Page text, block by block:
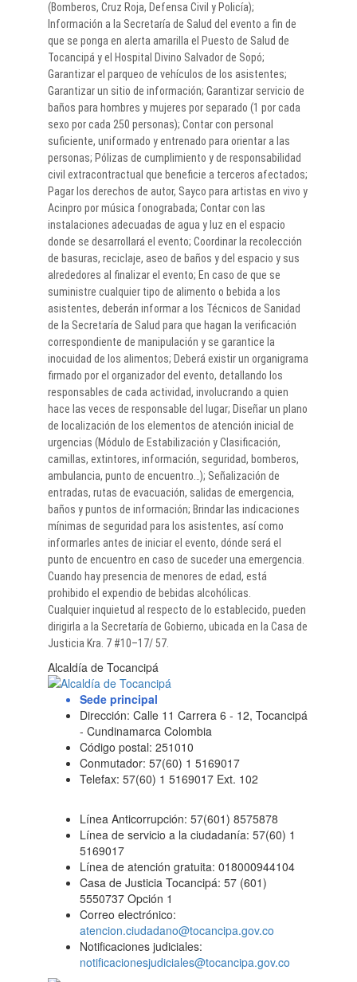
(Bomberos, Cruz Roja, Defensa Civil y Policía);
Información a la Secretaría de Salud del evento a fin de
que se ponga en alerta amarilla el Puesto de Salud de
Tocancipá y el Hospital Divino Salvador de Sopó;
Garantizar el parqueo de vehículos de los asistentes;
Garantizar un sitio de información; Garantizar servicio de
baños para hombres y mujeres por separado (1 por cada
sexo por cada 250 personas); Contar con personal
suficiente, uniformado y entrenado para orientar a las
personas; Pólizas de cumplimiento y de responsabilidad
civil extracontractual que beneficie a terceros afectados;
Pagar los derechos de autor, Sayco para artistas en vivo y
Acinpro por música fonograbada; Contar con las
instalaciones adecuadas de agua y luz en el espacio
donde se desarrollará el evento; Coordinar la recolección
de basuras, reciclaje, aseo de baños y del espacio y sus
alrededores al finalizar el evento; En caso de que se
suministre cualquier tipo de alimento o bebida a los
asistentes, deberán informar a los Técnicos de Sanidad
de la Secretaría de Salud para que hagan la verificación
correspondiente de manipulación y se garantice la
inocuidad de los alimentos; Deberá existir un organigrama
firmado por el organizador del evento, detallando los
responsables de cada actividad, involucrando a quien
hace las veces de responsable del lugar; Diseñar un plano
de localización de los elementos de atención inicial de
urgencias (Módulo de Estabilización y Clasificación,
camillas, extintores, información, seguridad, bomberos,
ambulancia, punto de encuentro…); Señalización de
entradas, rutas de evacuación, salidas de emergencia,
baños y puntos de información; Brindar las indicaciones
mínimas de seguridad para los asistentes, así como
informarles antes de iniciar el evento, dónde será el
punto de encuentro en caso de suceder una emergencia.
Cuando hay presencia de menores de edad, está
prohibido el expendio de bebidas alcohólicas.
Cualquier inquietud al respecto de lo establecido, pueden
dirigirla a la Secretaría de Gobierno, ubicada en la Casa de
Justicia Kra. 7 #10–17/ 57.​​
Alcaldía de Tocancipá
Sede principal
Dirección: Calle 11 Carrera 6 - 12, Tocancipá
- Cundinamarca Colombia
Código postal: 251010
Conmutador: 57(60) 1 5169017
Telefax: 57(60) 1 5169017 Ext. 102
Línea Anticorrupción: 57(601) 8575878
Línea de servicio a la ciudadanía: 57(60) 1
5169017
Línea de atención gratuita: 018000944104
Casa de Justicia Tocancipá: 57 (601)
5550737 Opción 1
Correo electrónico:
atencion.ciudadano@tocancipa.gov.co
Notificaciones judiciales:
notificacionesjudiciales@tocancipa.gov.co